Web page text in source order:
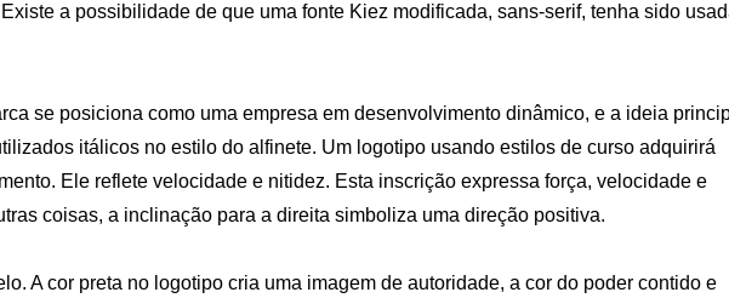
a possibilidade de que uma fonte Kiez modificada, sans-serif, tenha sido
se posiciona como uma empresa em desenvolvimento dinâmico, e a ideia
itálicos no estilo do alfinete. Um logotipo usando estilos de curso adquirirá
Ele reflete velocidade e nitidez. Esta inscrição expressa força, velocidade e
coisas, a inclinação para a direita simboliza uma direção positiva.
A cor preta no logotipo cria uma imagem de autoridade, a cor do poder contido e